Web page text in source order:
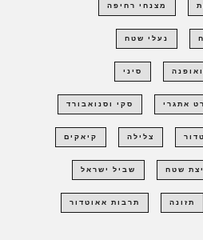
מצנחי רחיפה
נעלי שטח
סיני
אתגרי סקי וסנואבורד
צלילה קיאקים
שטח שביל ישראל
תזונה תרבות אאוטדור